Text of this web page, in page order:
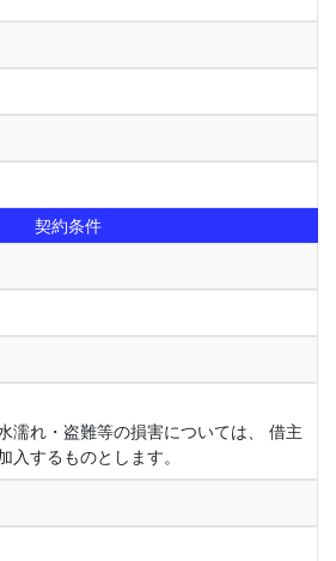
契約条件
濡れ・盗難等の損害については、 借主
入するものとします。